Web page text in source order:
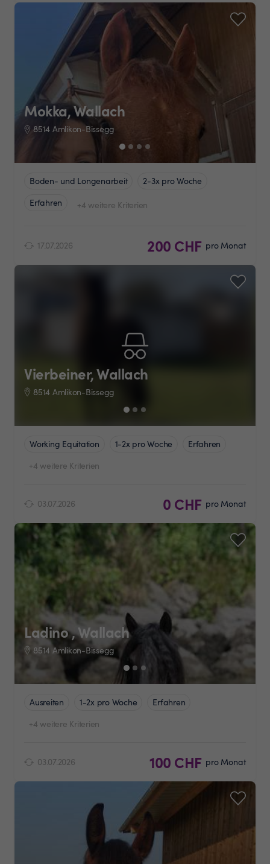
Mokka, Wallach
8514 Amlikon-Bissegg
Boden- und Longenarbeit
2-3x pro Woche
Erfahren
+4 weitere Kriterien
17.07.2026 200 CHF pro Monat
Vierbeiner, Wallach
8514 Amlikon-Bissegg
Working Equitation 1-2x pro Woche
Erfahren
+4 weitere Kriterien
03.07.2026 0 CHF pro Monat
Ladino , Wallach
8514 Amlikon-Bissegg
Ausreiten 1-2x pro Woche
Erfahren
+4 weitere Kriterien
03.07.2026 100 CHF pro Monat